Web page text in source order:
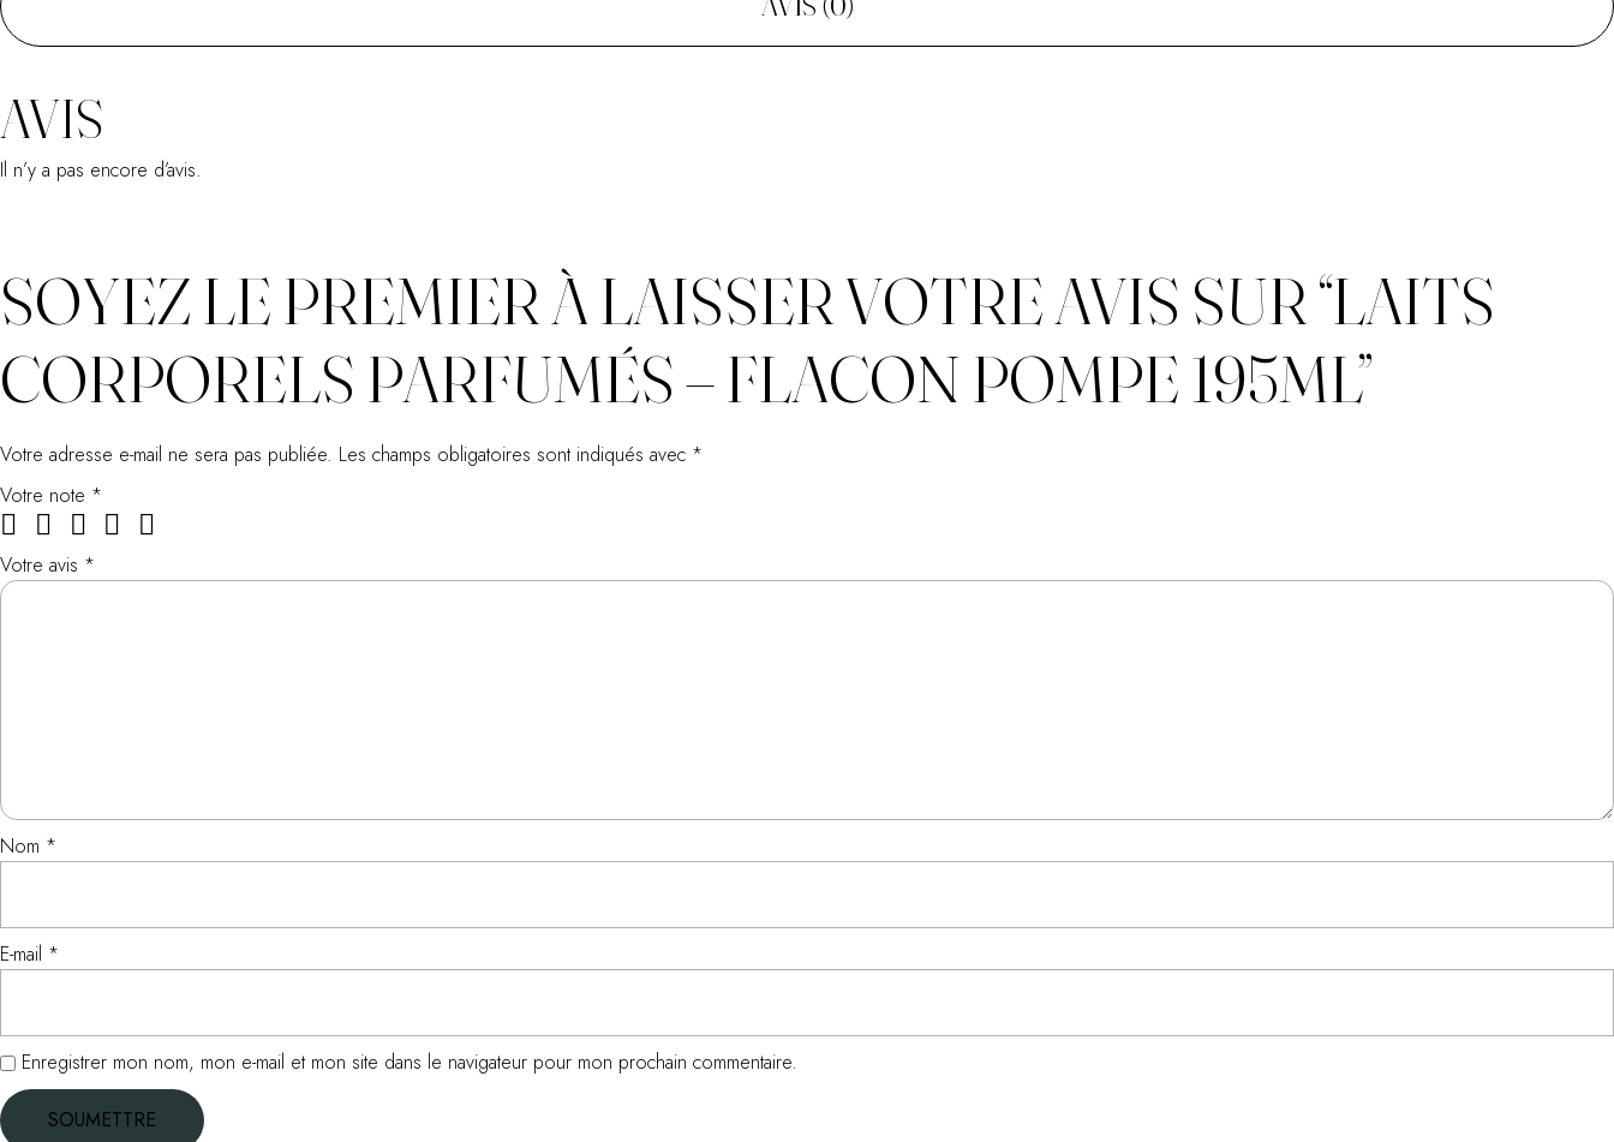
AVIS
Il n’y a pas encore d’avis.
SOYEZ LE PREMIER À LAISSER VOTRE AVIS SUR “LAITS
CORPORELS PARFUMÉS – FLACON POMPE 195ML”
Votre adresse e-mail ne sera pas publiée. Les champs obligatoires sont indiqués avec *
Votre note *
Votre avis *
Nom *
E-mail *
Enregistrer mon nom, mon e-mail et mon site dans le navigateur pour mon prochain commentaire.